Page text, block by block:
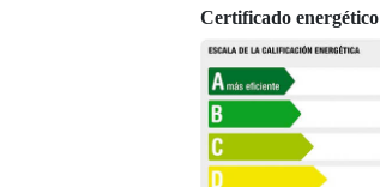
Certificado energético